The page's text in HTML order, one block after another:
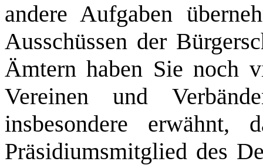
andere Aufgaben
Ausschüssen der
Ämtern haben Sie noch
Vereinen und
insbesondere
Präsidiumsmitglied des